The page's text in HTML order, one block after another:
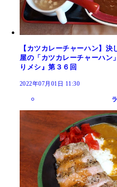
【カツカレーチャーハン】
屋の「カツカレーチャーハン
りメシ』第３６回
2022年07月01日 11:30